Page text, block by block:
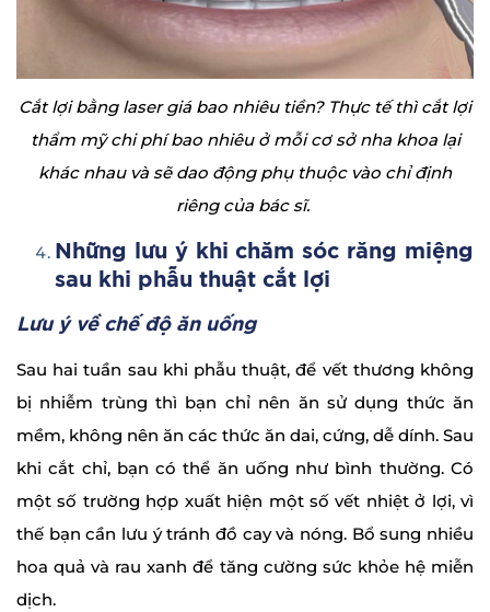
Cắt lợi bằng laser giá bao nhiêu tiền? Thực tế thì cắt lợi
thẩm mỹ chi phí bao nhiêu ở mỗi cơ sở nha khoa lại
khác nhau và sẽ dao động phụ thuộc vào chỉ định
riêng của bác sĩ.
Những lưu ý khi chăm sóc răng miệng
sau khi phẫu thuật cắt lợi
Lưu ý về chế độ ăn uống
Sau hai tuần sau khi phẫu thuật, để vết thương không
bị nhiễm trùng thì bạn chỉ nên ăn sử dụng thức ăn
mềm, không nên ăn các thức ăn dai, cứng, dễ dính. Sau
khi cắt chỉ, bạn có thể ăn uống như bình thường. Có
một số trường hợp xuất hiện một số vết nhiệt ở lợi, vì
thế bạn cần lưu ý tránh đồ cay và nóng. Bổ sung nhiều
hoa quả và rau xanh để tăng cường sức khỏe hệ miễn
dịch.